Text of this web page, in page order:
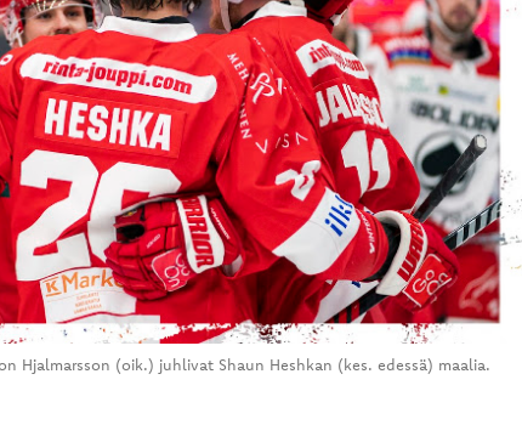
Hjalmarsson (oik.) juhlivat Shaun Heshkan (kes. edessä) maalia.